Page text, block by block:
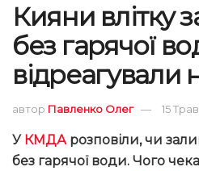
Кияни влітку
без гарячої
відреагували
автор Павленко Олег 15
У КМДА розповіли, чи
без гарячої води. Чого